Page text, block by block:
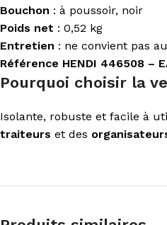
Bouchon : à poussoir, noir
Poids net : 0,52 kg
Entretien : ne convient pas
Référence HENDI 446508 –
Pourquoi choisir la
Isolante, robuste et facile à
traiteurs et des